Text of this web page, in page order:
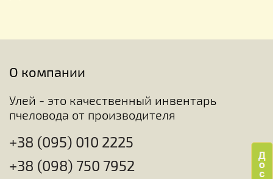
О компании
Улей - это качественный инвентарь
пчеловода от производителя
+38 (095) 010 2225
+38 (098) 750 7952